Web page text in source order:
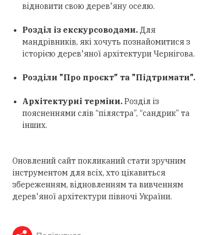
відновити свою дерев'яну оселю.
Розділ із екскурсоводами. Для
мандрівників, які хочуть познайомитися з
історією дерев'яної архітектури Чернігова.
Розділи "Про проєкт" та "Підтримати".
Архітектурні терміни. Розділ із
поясненнями слів “пілястра”, “сандрик” та
інших.
Оновлений сайт покликаний стати зручним
інструментом для всіх, хто цікавиться
збереженням, відновленням та вивченням
дерев'яної архітектури півночі України.